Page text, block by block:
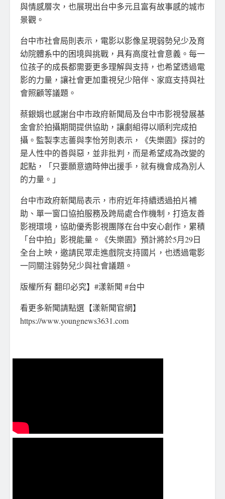
與情感層次，也展現出台中多元且富有故事感的城市
景觀。
台中市社會局則表示，電影以影像呈現弱勢兒少及育
幼院體系中的困境與挑戰，具有高度社會意義。每一
位孩子的成長都需要更多理解與支持，也希望透過電
影的力量，讓社會更加重視兒少陪伴、家庭支持與社
會照顧等議題。
蔡銀娟也感謝台中市政府新聞局及台中市影視發展基
金會於拍攝期間提供協助，讓劇組得以順利完成拍
攝。監製李志薔與李怡芳則表示，《失樂園》探討的
是人性中的善與惡，並非批判，而是希望成為改變的
起點，「只要願意適時伸出援手，就有機會成為別人
的力量。」
台中市政府新聞局表示，市府近年持續透過拍片補
助、單一窗口協拍服務及跨局處合作機制，打造友善
影視環境，協助優秀影視團隊在台中安心創作，累積
「台中拍」影視能量。《失樂園》預計將於5月29日
全台上映，邀請民眾走進戲院支持國片，也透過電影
一同關注弱勢兒少與社會議題。
版權所有 翻印必究】#漾新聞 #台中
看更多新聞請點選【漾新聞官網】
https://www.youngnews3631.com